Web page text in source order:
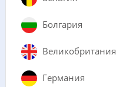
Болгария
Великобритания
Германия